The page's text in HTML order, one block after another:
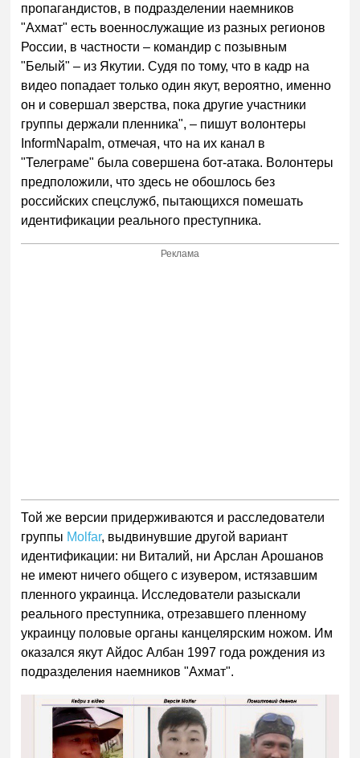
пропагандистов, в подразделении наемников
"Ахмат" есть военнослужащие из разных регионов
России, в частности – командир с позывным
"Белый" – из Якутии. Судя по тому, что в кадр на
видео попадает только один якут, вероятно, именно
он и совершал зверства, пока другие участники
группы держали пленника", – пишут волонтеры
InformNapalm, отмечая, что на их канал в
"Телеграме" была совершена бот-атака. Волонтеры
предположили, что здесь не обошлось без
российских спецслужб, пытающихся помешать
идентификации реального преступника.
Реклама
Той же версии придерживаются и расследователи
группы Molfar, выдвинувшие другой вариант
идентификации: ни Виталий, ни Арслан Арошанов
не имеют ничего общего с изувером, истязавшим
пленного украинца. Исследователи разыскали
реального преступника, отрезавшего пленному
украинцу половые органы канцелярским ножом. Им
оказался якут Айдос Албан 1997 года рождения из
подразделения наемников "Ахмат".